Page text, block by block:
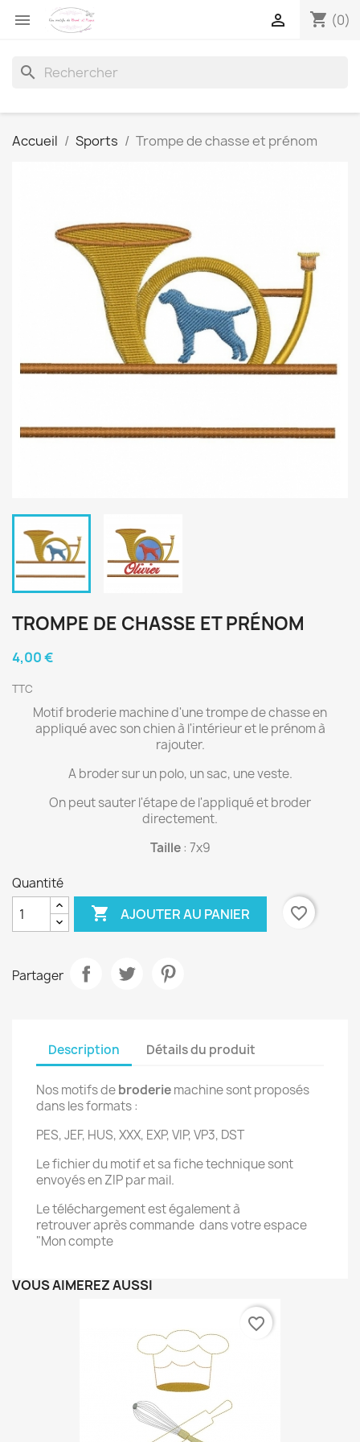
 shopping_cart (0)

search
Accueil Sports Trompe de chasse et prénom
TROMPE DE CHASSE ET PRÉNOM
4,00 €
TTC
Motif broderie machine d'une trompe de chasse en
appliqué avec son chien à l'intérieur et le prénom à
rajouter.
A broder sur un polo, un sac, une veste.
On peut sauter l'étape de l'appliqué et broder
directement.
Taille: 7x9
Quantité
 AJOUTER AU PANIER favorite_border
Partager
Description Détails du produit
Nos motifs debroderiemachine sont proposés
dans les formats :
PES, JEF, HUS, XXX, EXP, VIP, VP3, DST
Le fichier du motif et sa fiche technique sont
envoyés en ZIP par mail.
Le téléchargement est également à
retrouver après commande dans votre espace
"Mon compte
VOUS AIMEREZ AUSSI
favorite_border